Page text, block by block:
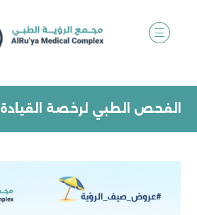
الفحص الطبي لرخصة القيادة